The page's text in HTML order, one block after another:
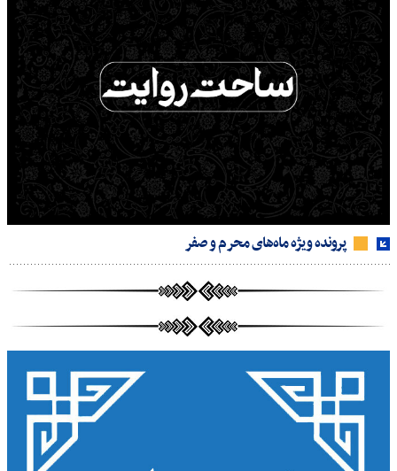
پرونده ویژه ماه‌های محرم و صفر